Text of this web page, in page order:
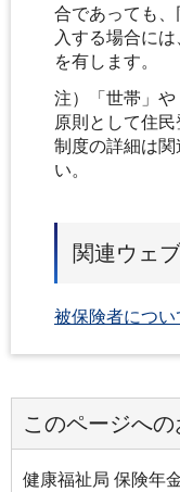
合であっても
入する場合に
を有します。
注）「世帯」や
原則として住民
制度の詳細は
い。
関連ウェ
被保険者につい
このページへ
健康福祉局 保険年